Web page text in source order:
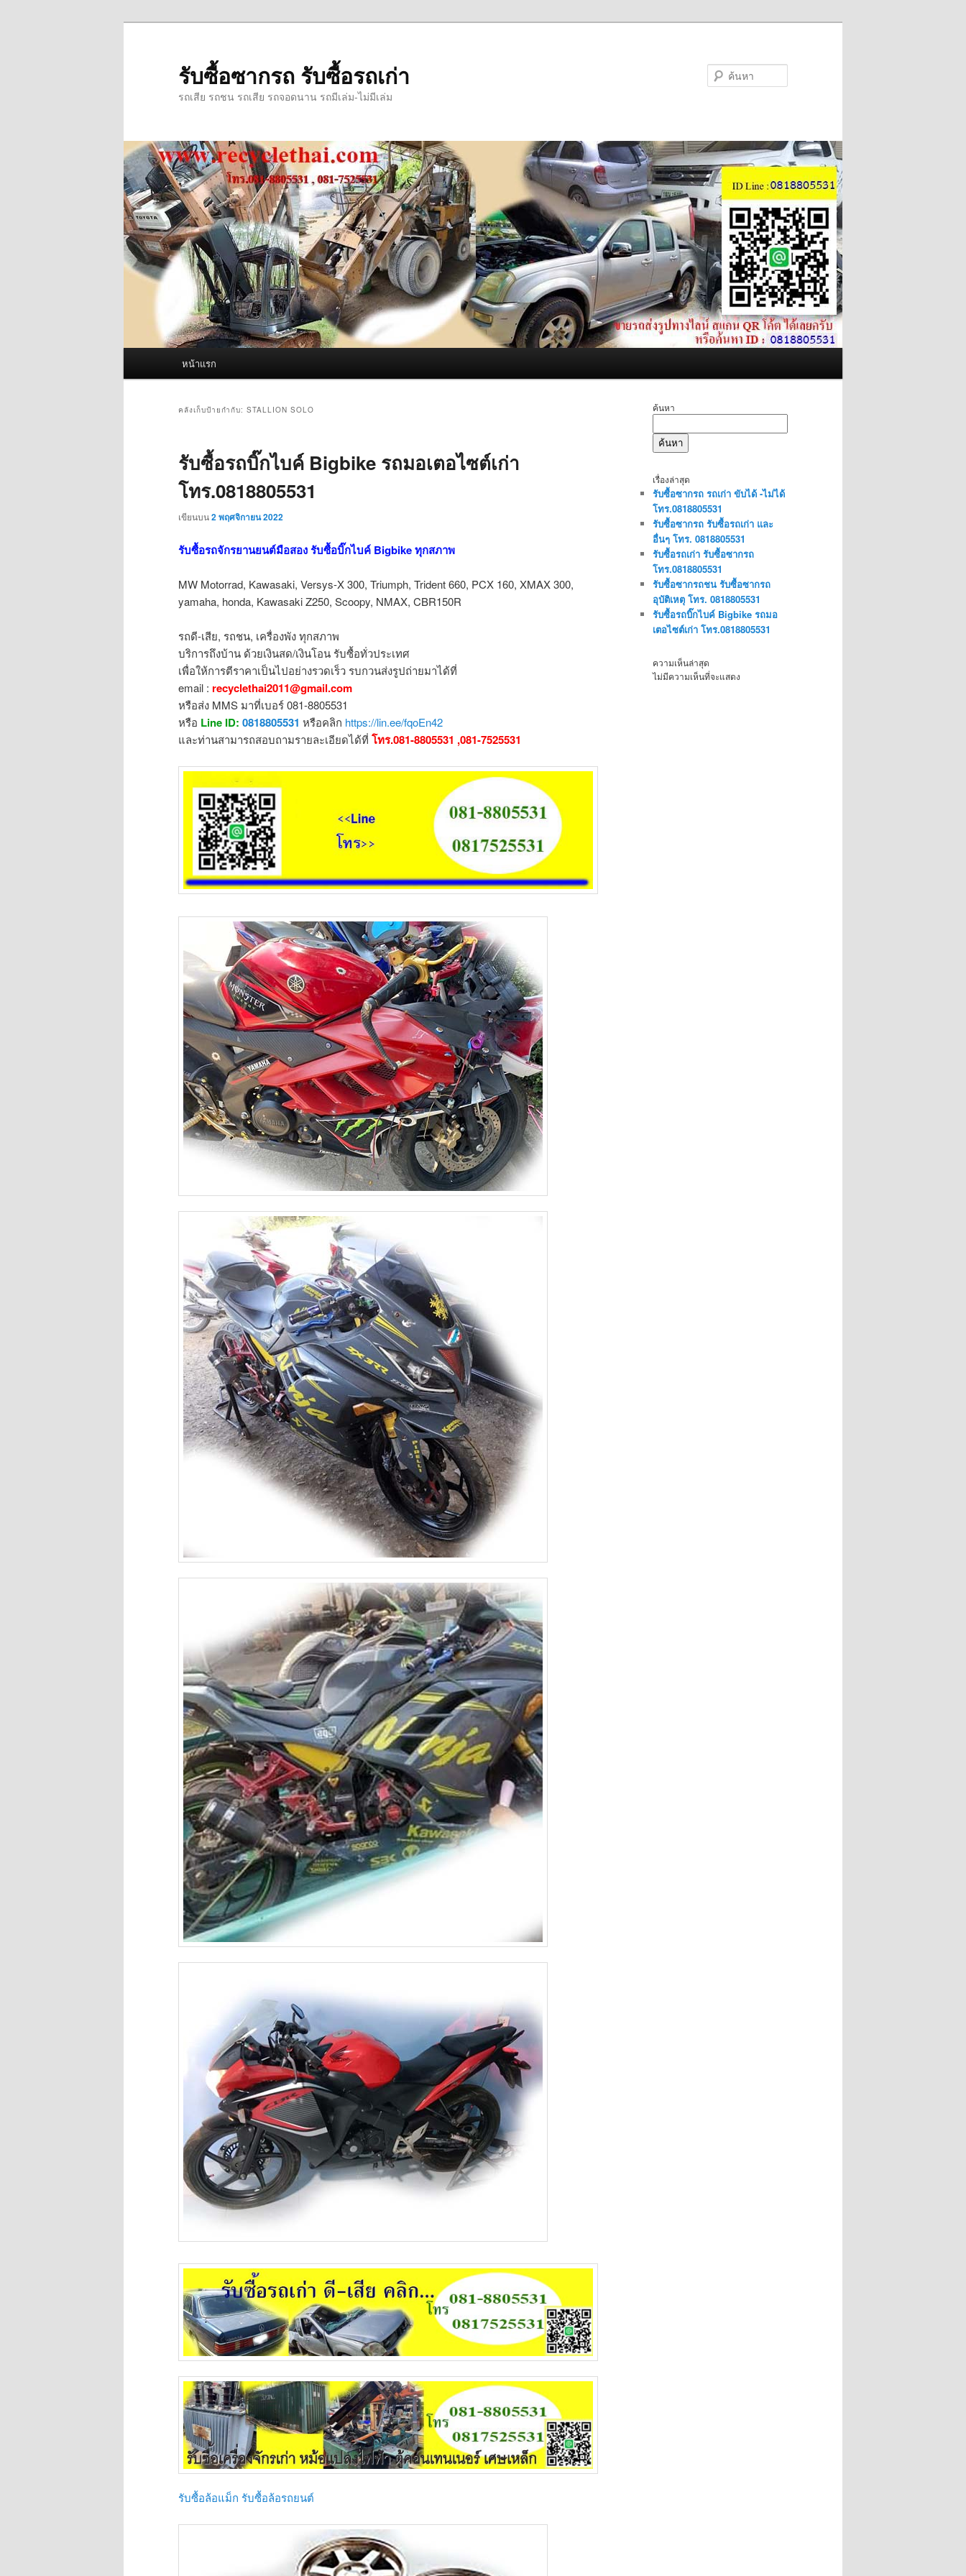
รับซื้อซากรถ รับซื้อรถเก่า
รถเสีย รถชน รถเสีย รถจอดนาน รถมีเล่ม-ไม่มีเล่ม
หน้าแรก
คลังเก็บป้ายกำกับ: STALLION SOLO
รับซื้อรถบิ๊กไบค์ Bigbike รถมอเตอไซต์เก่า
โทร.0818805531
เขียนบน2 พฤศจิกายน 2022
รับซื้อรถจักรยานยนต์มือสอง รับซื้อบิ๊กไบค์ Bigbike ทุกสภาพ
MW Motorrad, Kawasaki, Versys-X 300, Triumph, Trident 660, PCX 160, XMAX 300,
yamaha, honda, Kawasaki Z250, Scoopy, NMAX, CBR150R
รถดี-เสีย, รถชน, เครื่องพัง ทุกสภาพ
บริการถึงบ้าน ด้วยเงินสด/เงินโอน รับซื้อทั่วประเทศ
เพื่อให้การตีราคาเป็นไปอย่างรวดเร็ว รบกวนส่งรูปถ่ายมาได้ที่
email : recyclethai2011@gmail.com
หรือส่ง MMS มาที่เบอร์ 081-8805531
หรือ Line ID: 0818805531 หรือคลิก https://lin.ee/fqoEn42
และท่านสามารถสอบถามรายละเอียดได้ที่ โทร.081-8805531 ,081-7525531
รับซื้อล้อแม็ก รับซื้อล้อรถยนต์
ค้นหา
ค้นหา
เรื่องล่าสุด
รับซื้อซากรถ รถเก่า ขับได้ -ไม่ได้
โทร.0818805531
รับซื้อซากรถ รับซื้อรถเก่า และ
อื่นๆ โทร. 0818805531
รับซื้อรถเก่า รับซื้อซากรถ
โทร.0818805531
รับซื้อซากรถชน รับซื้อซากรถ
อุบัติเหตุ โทร. 0818805531
รับซื้อรถบิ๊กไบค์ Bigbike รถมอ
เตอไซต์เก่า โทร.0818805531
ความเห็นล่าสุด
ไม่มีความเห็นที่จะแสดง